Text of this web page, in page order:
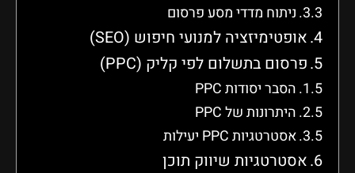
ניתוח מדדי מסע פרסום
אופטימיזציה למנועי חיפוש (SEO)
פרסום בתשלום לפי קליק (PPC)
הסבר יסודות PPC
היתרונות של PPC
אסטרטגיות PPC יעילות
אסטרטגיות שיווק תוכן